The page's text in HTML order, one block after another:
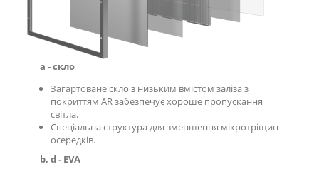
a - скло
Загартоване скло з низьким вмістом заліза з
покриттям AR забезпечує хороше пропускання
світла.
Спеціальна структура для зменшення мікротріщин
осередків.
b, d - EVA